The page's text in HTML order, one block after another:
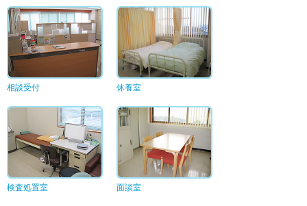
相談受付 休養室
検査処置室 面談室